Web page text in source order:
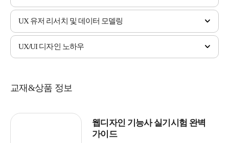
UX 유저 리서치 및 데이터 모델링
UX/UI 디자인 노하우
교재&상품 정보
웹디자인 기능사 실기시험 완벽
가이드